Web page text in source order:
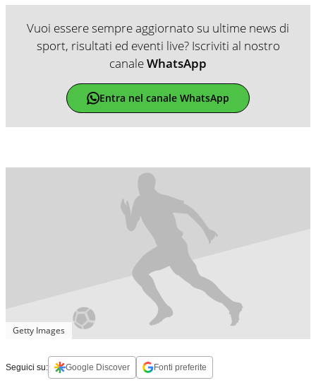
Vuoi essere sempre aggiornato su ultime news di
sport, risultati ed eventi live? Iscriviti al nostro
canaleWhatsApp
Entra nel canale WhatsApp
Getty Images
Seguici su: Google Discover Fonti preferite